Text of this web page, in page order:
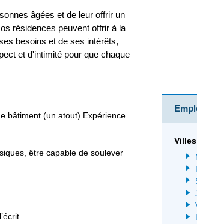
âgées et de leur offrir un
résidences peuvent offrir à la
besoins et de ses intérêts,
et d'intimité pour que chaque
bâtiment (un atout) Expérience
être capable de soulever
Villes